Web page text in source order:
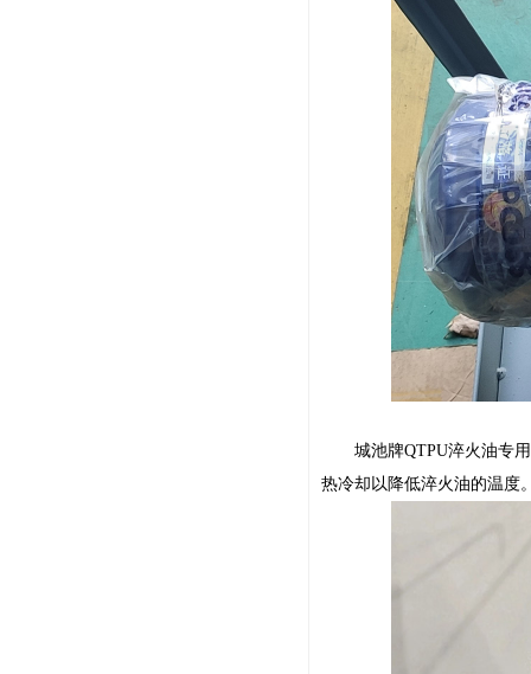
城池牌QTPU淬火油专用
热冷却以降低淬火油的温度